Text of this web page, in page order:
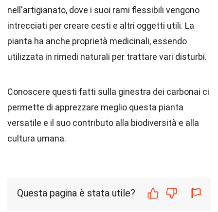
nell'artigianato, dove i suoi rami flessibili vengono
intrecciati per creare cesti e altri oggetti utili. La
pianta ha anche proprietà medicinali, essendo
utilizzata in rimedi naturali per trattare vari disturbi.
Conoscere questi fatti sulla ginestra dei carbonai ci
permette di apprezzare meglio questa pianta
versatile e il suo contributo alla biodiversità e alla
cultura umana.
Questa pagina è stata utile?